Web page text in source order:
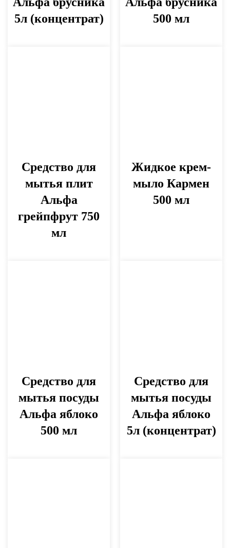
5л (концентрат)
500 мл
Средство для
мытья плит
Альфа
грейпфрут 750
мл
Жидкое крем-
мыло Кармен
500 мл
Средство для
мытья посуды
Альфа яблоко
500 мл
Средство для
мытья посуды
Альфа яблоко
5л (концентрат)